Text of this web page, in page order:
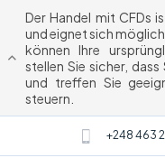
Der Handel mit CFDs
und eignet sich
können Ihre
stellen Sie sicher, dass
und treffen Sie
steuern.
+248 463